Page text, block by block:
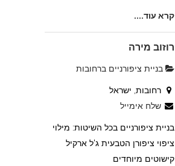
קרא עוד....
רוזוב מירה
בניית ציפורניים ברחובות
רחובות, ישראל
שלח אימייל
בניית ציפורניים בכל השיטות: מילוי
ציפוי ציפורן הטבעית ג'ל ארקיל
קישוטים מיוחדים